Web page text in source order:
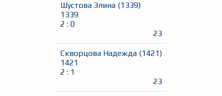
Шустова Элина (1339)
1339
2 : 0
23
Скворцова Надежда (1421)
1421
2 : 1
23